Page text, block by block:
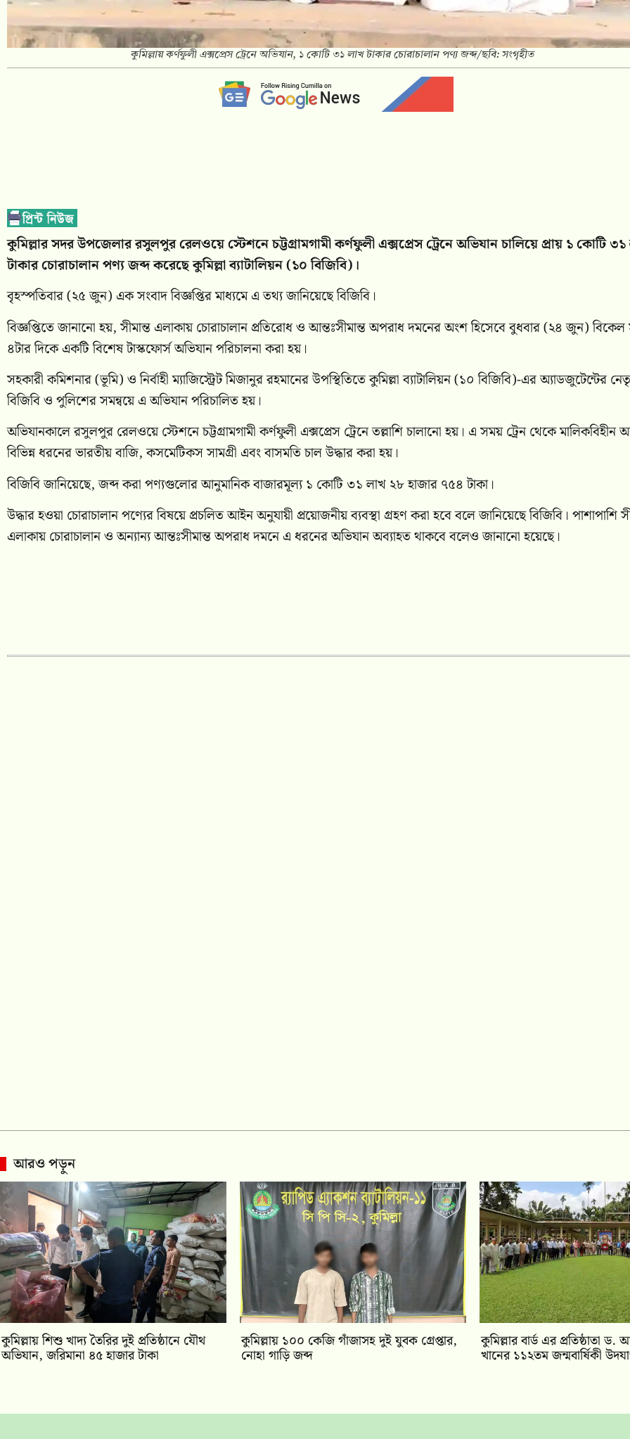
কুমিল্লায় কর্ণফুলী এক্সপ্রেস ট্রেনে অভিযান, ১ কোটি ৩১ লাখ টাকার চোরাচালান পণ্য জব্দ/ছবি: সংগৃহীত
কুমিল্লার সদর উপজেলার রসুলপুর রেলওয়ে স্টেশনে চট্টগ্রামগামী কর্ণফুলী এক্সপ্রেস ট্রেনে অভিযান চালিয়ে প্রায় ১ কোটি
টাকার চোরাচালান পণ্য জব্দ করেছে কুমিল্লা ব্যাটালিয়ন (১০ বিজিবি)।
বৃহস্পতিবার (২৫ জুন) এক সংবাদ বিজ্ঞপ্তির মাধ্যমে এ তথ্য জানিয়েছে বিজিবি।
বিজ্ঞপ্তিতে জানানো হয়, সীমান্ত এলাকায় চোরাচালান প্রতিরোধ ও আন্তঃসীমান্ত অপরাধ দমনের অংশ হিসেবে বুধবার (২৪ জুন) বিকেল
৪টার দিকে একটি বিশেষ টাস্কফোর্স অভিযান পরিচালনা করা হয়।
সহকারী কমিশনার (ভূমি) ও নির্বাহী ম্যাজিস্ট্রেট মিজানুর রহমানের উপস্থিতিতে কুমিল্লা ব্যাটালিয়ন (১০ বিজিবি)-এর অ্যাডজুটেন্টের
বিজিবি ও পুলিশের সমন্বয়ে এ অভিযান পরিচালিত হয়।
অভিযানকালে রসুলপুর রেলওয়ে স্টেশনে চট্টগ্রামগামী কর্ণফুলী এক্সপ্রেস ট্রেনে তল্লাশি চালানো হয়। এ সময় ট্রেন থেকে মালিকবিহীন
বিভিন্ন ধরনের ভারতীয় বাজি, কসমেটিকস সামগ্রী এবং বাসমতি চাল উদ্ধার করা হয়।
বিজিবি জানিয়েছে, জব্দ করা পণ্যগুলোর আনুমানিক বাজারমূল্য ১ কোটি ৩১ লাখ ২৮ হাজার ৭৫৪ টাকা।
উদ্ধার হওয়া চোরাচালান পণ্যের বিষয়ে প্রচলিত আইন অনুযায়ী প্রয়োজনীয় ব্যবস্থা গ্রহণ করা হবে বলে জানিয়েছে বিজিবি। পাশাপাশি
এলাকায় চোরাচালান ও অন্যান্য আন্তঃসীমান্ত অপরাধ দমনে এ ধরনের অভিযান অব্যাহত থাকবে বলেও জানানো হয়েছে।
আরও পড়ুন
কুমিল্লায় শিশু খাদ্য তৈরির দুই প্রতিষ্ঠানে যৌথ
অভিযান, জরিমানা ৪৫ হাজার টাকা
কুমিল্লায় ১০০ কেজি গাঁজাসহ দুই যুবক গ্রেপ্তার,
নোহা গাড়ি জব্দ
কুমিল্লার বার্ড এর প্রতিষ্ঠাতা ড.
খানের ১১২তম জন্মবার্ষিকী